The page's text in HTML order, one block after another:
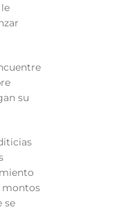
su
montos
se